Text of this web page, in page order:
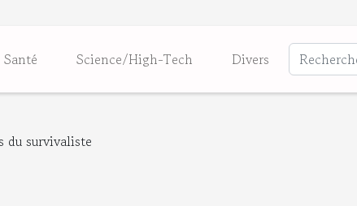
Santé Science/High-Tech Divers
du survivaliste